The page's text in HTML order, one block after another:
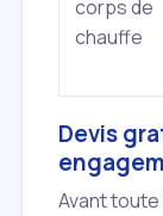
corps de
chauffe
Devis
Avant